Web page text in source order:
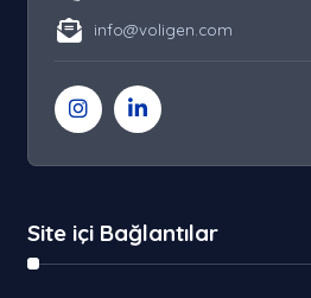
info@voligen.com
Site içi Bağlantılar